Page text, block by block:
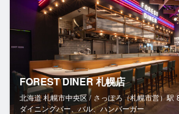
FOREST DINER 札幌店
北海道 札幌市中央区 / さっぽろ（札幌市営）駅
ダイニングバー、バル、ハンバーガー